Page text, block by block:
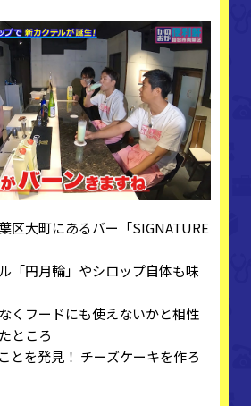
区大町にあるバー「SIGNATURE
「円月輪」やシロップ自体も味
くフードにも使えないかと相性
ところ
とを発見！ チーズケーキを作ろ